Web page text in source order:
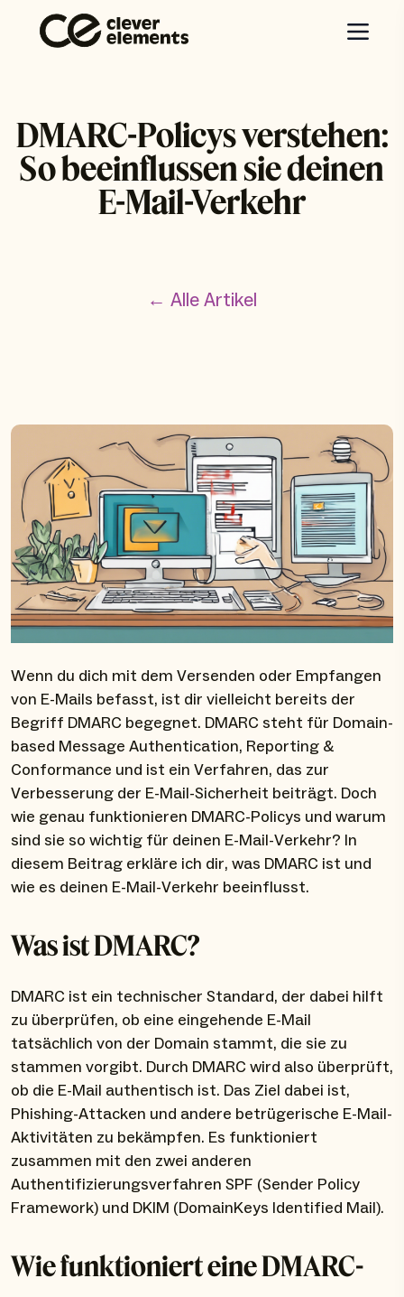
DMARC-Policys verstehen:
So beeinflussen sie deinen
E-Mail-Verkehr
← Alle Artikel
Wenn du dich mit dem Versenden oder Empfangen
von E-Mails befasst, ist dir vielleicht bereits der
Begriff DMARC begegnet. DMARC steht für Domain-
based Message Authentication, Reporting &
Conformance und ist ein Verfahren, das zur
Verbesserung der E-Mail-Sicherheit beiträgt. Doch
wie genau funktionieren DMARC-Policys und warum
sind sie so wichtig für deinen E-Mail-Verkehr? In
diesem Beitrag erkläre ich dir, was DMARC ist und
wie es deinen E-Mail-Verkehr beeinflusst.
Was ist DMARC?
DMARC ist ein technischer Standard, der dabei hilft
zu überprüfen, ob eine eingehende E-Mail
tatsächlich von der Domain stammt, die sie zu
stammen vorgibt. Durch DMARC wird also überprüft,
ob die E-Mail authentisch ist. Das Ziel dabei ist,
Phishing-Attacken und andere betrügerische E-Mail-
Aktivitäten zu bekämpfen. Es funktioniert
zusammen mit den zwei anderen
Authentifizierungsverfahren SPF (Sender Policy
Framework) und DKIM (DomainKeys Identified Mail).
Wie funktioniert eine DMARC-